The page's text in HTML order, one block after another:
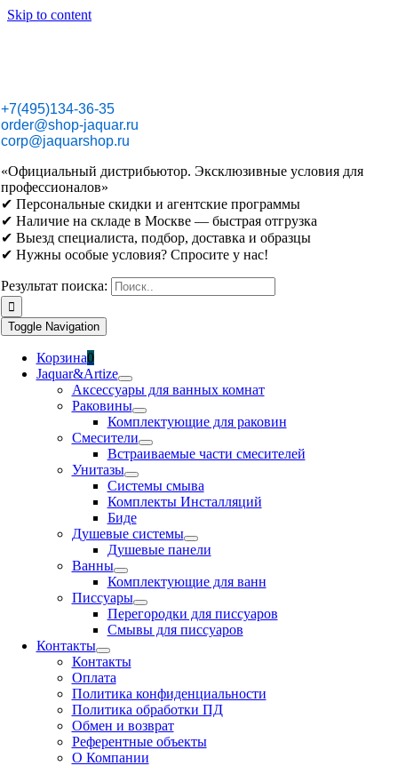
Skip to content
+7(495)134-36-35
order@shop-jaquar.ru
corp@jaquarshop.ru
«Официальный дистрибьютор. Эксклюзивные условия для
профессионалов»
✔ Персональные скидки и агентские программы
✔ Наличие на складе в Москве — быстрая отгрузка
✔ Выезд специалиста, подбор, доставка и образцы
✔ Нужны особые условия? Спросите у нас!
Результат поиска:
Toggle Navigation
Корзина0
Jaquar&Artize
Аксессуары для ванных комнат
Раковины
Комплектующие для раковин
Смесители
Встраиваемые части смесителей
Унитазы
Системы смыва
Комплекты Инсталляций
Биде
Душевые системы
Душевые панели
Ванны
Комплектующие для ванн
Писсуары
Перегородки для писсуаров
Смывы для писсуаров
Контакты
Контакты
Оплата
Политика конфиденциальности
Политика обработки ПД
Обмен и возврат
Референтные объекты
О Компании